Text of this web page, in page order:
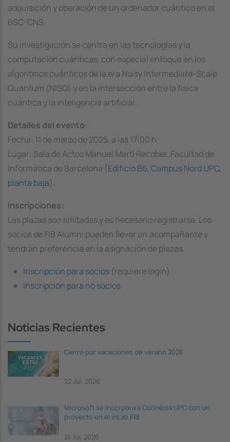
adquisición y operación de un ordenador cuántico en el
BSC-CNS.
Su investigación se centra en las tecnologías y la
computación cuánticas, con especial enfoque en los
algoritmos cuánticos de la era Noisy Intermediate-Scale
Quantum (NISQ) y en la intersección entre la física
cuántica y la inteligencia artificial.
Detalles del evento:
Fecha: 11 de marzo de 2025, a las 17:00 h
Lugar: Sala de Actos Manuel Martí Recober, Facultad de
Informática de Barcelona (Edificio B6, Campus Nord UPC,
planta baja).
Inscripciones:
Las plazas son limitadas y es necesario registrarse. Los
socios de FIB Alumni pueden llevar un acompañante y
tendrán preferencia en la asignación de plazas.
Inscripción para socios (requiere login)
Inscripción para no socios
Noticias Recientes
Cierre por vacaciones de verano 2026
22 Jul, 2026
Microsoft se incorpora a Connèxia UPC con un
proyecto en el inLab FIB
21 Jul, 2026